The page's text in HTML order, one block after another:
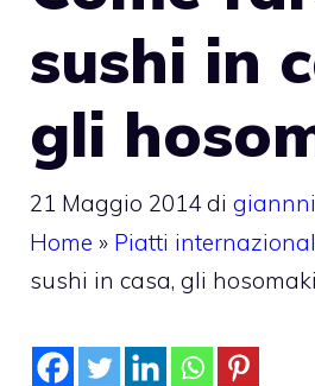
sushi in
gli
21 Maggio 2014 di
Home » Piatti
sushi in casa, gli hosomaki